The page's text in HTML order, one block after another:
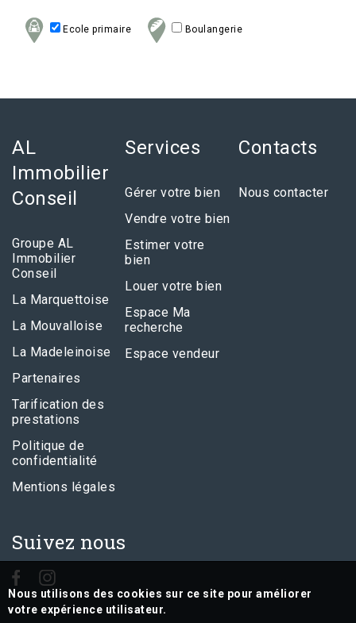
Ecole primaire Boulangerie
AL
Immobilier
Conseil
Groupe AL
Immobilier
Conseil
La Marquettoise
La Mouvalloise
La Madeleinoise
Partenaires
Tarification des
prestations
Politique de
confidentialité
Mentions légales
Services
Gérer votre bien
Vendre votre bien
Estimer votre
bien
Louer votre bien
Espace Ma
recherche
Espace vendeur
Contacts
Nous contacter
Suivez nous
Nous utilisons des cookies sur ce site pour améliorer
votre expérience utilisateur.